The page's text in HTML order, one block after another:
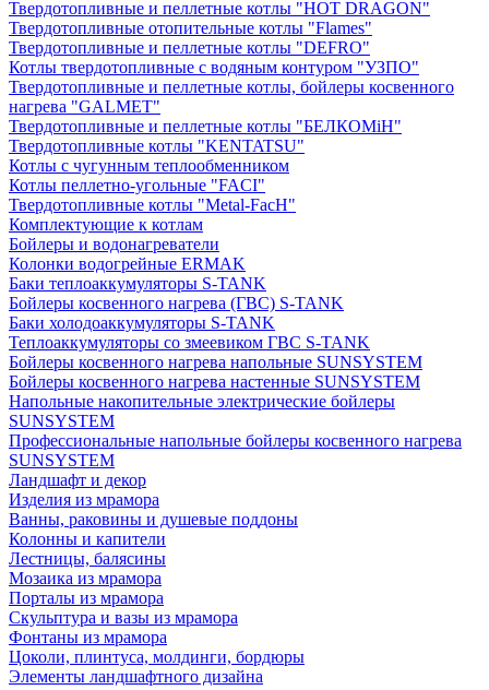
Твердотопливные и пеллетные котлы "HOT DRAGON"
Твердотопливные отопительные котлы "Flames"
Твердотопливные и пеллетные котлы "DEFRO"
Котлы твердотопливные с водяным контуром "УЗПО"
Твердотопливные и пеллетные котлы, бойлеры косвенного
нагрева "GALMET"
Твердотопливные и пеллетные котлы "БЕЛКОМiН"
Твердотопливные котлы "KENTATSU"
Котлы с чугунным теплообменником
Котлы пеллетно-угольные "FACI"
Твердотопливные котлы "Metal-FacH"
Комплектующие к котлам
Бойлеры и водонагреватели
Колонки водогрейные ERMAK
Баки теплоаккумуляторы S-TANK
Бойлеры косвенного нагрева (ГВС) S-TANK
Баки холодоаккумуляторы S-TANK
Теплоаккумуляторы со змеевиком ГВС S-TANK
Бойлеры косвенного нагрева напольные SUNSYSTEM
Бойлеры косвенного нагрева настенные SUNSYSTEM
Напольные накопительные электрические бойлеры
SUNSYSTEM
Профессиональные напольные бойлеры косвенного нагрева
SUNSYSTEM
Ландшафт и декор
Изделия из мрамора
Ванны, раковины и душевые поддоны
Колонны и капители
Лестницы, балясины
Мозаика из мрамора
Порталы из мрамора
Скульптура и вазы из мрамора
Фонтаны из мрамора
Цоколи, плинтуса, молдинги, бордюры
Элементы ландшафтного дизайна